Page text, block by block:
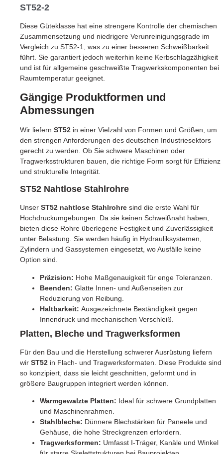
ST52-2
Diese Güteklasse hat eine strengere Kontrolle der chemischen
Zusammensetzung und niedrigere Verunreinigungsgrade im
Vergleich zu ST52-1, was zu einer besseren Schweißbarkeit
führt. Sie garantiert jedoch weiterhin keine Kerbschlagzähigkeit
und ist für allgemeine geschweißte Tragwerkskomponenten bei
Raumtemperatur geeignet.
Gängige Produktformen und
Abmessungen
Wir liefern ST52 in einer Vielzahl von Formen und Größen, um
den strengen Anforderungen des deutschen Industriesektors
gerecht zu werden. Ob Sie schwere Maschinen oder
Tragwerksstrukturen bauen, die richtige Form sorgt für Effizienz
und strukturelle Integrität.
ST52 Nahtlose Stahlrohre
Unser ST52 nahtlose Stahlrohre sind die erste Wahl für
Hochdruckumgebungen. Da sie keinen Schweißnaht haben,
bieten diese Rohre überlegene Festigkeit und Zuverlässigkeit
unter Belastung. Sie werden häufig in Hydrauliksystemen,
Zylindern und Gassystemen eingesetzt, wo Ausfälle keine
Option sind.
Präzision: Hohe Maßgenauigkeit für enge Toleranzen.
Beenden: Glatte Innen- und Außenseiten zur
Reduzierung von Reibung.
Haltbarkeit: Ausgezeichnete Beständigkeit gegen
Innendruck und mechanischen Verschleiß.
Platten, Bleche und Tragwerksformen
Für den Bau und die Herstellung schwerer Ausrüstung liefern
wir ST52 in Flach- und Tragwerksformaten. Diese Produkte sind
so konzipiert, dass sie leicht geschnitten, geformt und in
größere Baugruppen integriert werden können.
Warmgewalzte Platten: Ideal für schwere Grundplatten
und Maschinenrahmen.
Stahlbleche: Dünnere Blechstärken für Paneele und
Gehäuse, die hohe Streckgrenzen erfordern.
Tragwerksformen: Umfasst I-Träger, Kanäle und Winkel